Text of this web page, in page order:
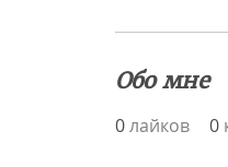
Обо мне
0лайков 0